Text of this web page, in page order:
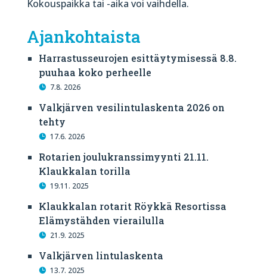
Kokouspaikka tai -aika voi vaihdella.
Ajankohtaista
Harrastusseurojen esittäytymisessä 8.8.
puuhaa koko perheelle
7.8. 2026
Valkjärven vesilintulaskenta 2026 on
tehty
17.6. 2026
Rotarien joulukranssimyynti 21.11.
Klaukkalan torilla
19.11. 2025
Klaukkalan rotarit Röykkä Resortissa
Elämystähden vierailulla
21.9. 2025
Valkjärven lintulaskenta
13.7. 2025